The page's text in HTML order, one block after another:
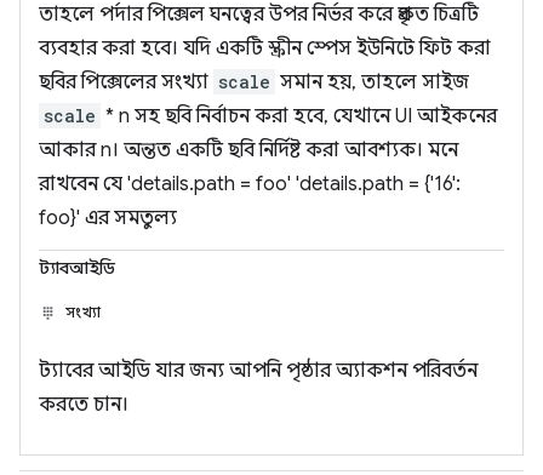
তাহলে পর্দার পিক্সেল ঘনত্বের উপর নির্ভর করে প্রকৃত চিত্রটি
ব্যবহার করা হবে। যদি একটি স্ক্রীন স্পেস ইউনিটে ফিট করা
ছবির পিক্সেলের সংখ্যা scale সমান হয়, তাহলে সাইজ
scale * n সহ ছবি নির্বাচন করা হবে, যেখানে UI আইকনের
আকার n। অন্তত একটি ছবি নির্দিষ্ট করা আবশ্যক। মনে
রাখবেন যে 'details.path = foo' 'details.path = {'16':
foo}' এর সমতুল্য
ট্যাবআইডি
সংখ্যা
ট্যাবের আইডি যার জন্য আপনি পৃষ্ঠার অ্যাকশন পরিবর্তন
করতে চান।